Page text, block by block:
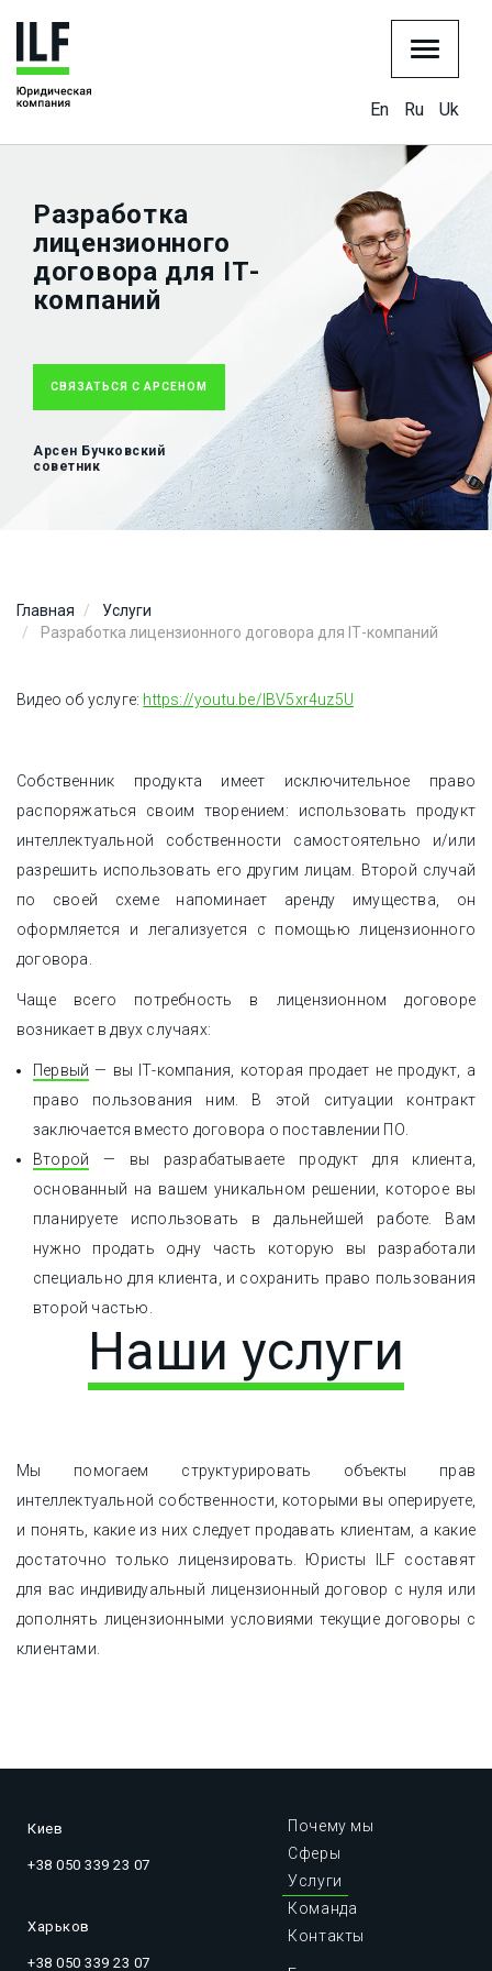
En Ru Uk
Разработка
лицензионного
договора для ІТ-
компаний
СВЯЗАТЬСЯ С АРСЕНОМ
Арсен Бучковский
советник
Главная
Услуги
Разработка лицензионного договора для ІТ-компаний
Видео об услуге: https://youtu.be/IBV5xr4uz5U
Собственник продукта имеет исключительное право
распоряжаться своим творением: использовать продукт
интеллектуальной собственности самостоятельно и/или
разрешить использовать его другим лицам. Второй случай
по своей схеме напоминает аренду имущества, он
оформляется и легализуется с помощью лицензионного
договора.
Чаще всего потребность в лицензионном договоре
возникает в двух случаях:
Первый — вы ІТ-компания, которая продает не продукт, а
право пользования ним. В этой ситуации контракт
заключается вместо договора о поставлении ПО.
Второй — вы разрабатываете продукт для клиента,
основанный на вашем уникальном решении, которое вы
планируете использовать в дальнейшей работе. Вам
нужно продать одну часть которую вы разработали
специально для клиента, и сохранить право пользования
второй частью.
Наши услуги
Мы помогаем структурировать объекты прав
интеллектуальной собственности, которыми вы оперируете,
и понять, какие из них следует продавать клиентам, а какие
достаточно только лицензировать. Юристы ILF составят
для вас индивидуальный лицензионный договор с нуля или
дополнять лицензионными условиями текущие договоры с
клиентами.
Киев
+38 050 339 23 07
Харьков
+38 050 339 23 07
Почему мы
Сферы
Услуги
Команда
Контакты